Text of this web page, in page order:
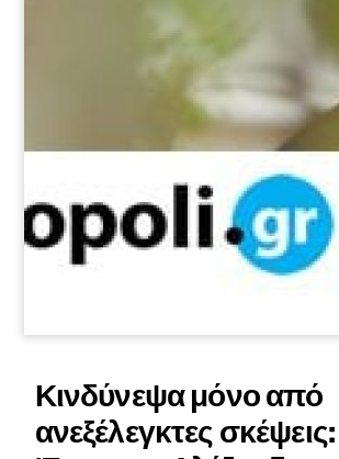
Κινδύνεψα μόνο από
ανεξέλεγκτες σκέψεις: